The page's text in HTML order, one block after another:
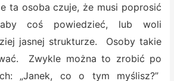
ta osoba czuje, że musi poprosić
coś powiedzieć, lub woli
jasnej strukturze. Osoby takie
Zwykle można to zrobić po
„Janek, co o tym myślisz?”